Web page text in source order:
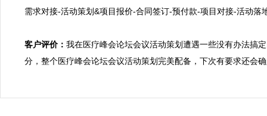
需求对接-活动策划&项目报价-合同签订-预付款-项目对接-活动落
客户评价： 我在医疗峰会论坛会议活动策划遭遇一些没有办法搞
分，整个医疗峰会论坛会议活动策划完美配备，下次有要求还会